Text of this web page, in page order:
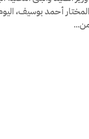
المختار أحمد بوسيف،